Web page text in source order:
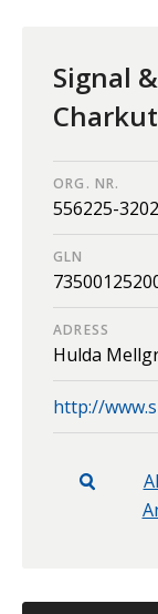
Signal
ORG. NR.
556225-3202
GLN
ADRESS
Hulda
http://